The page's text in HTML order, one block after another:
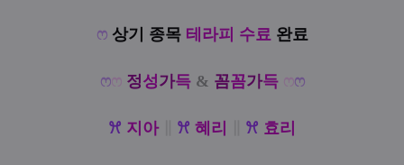
ෆ상기 종목 테라피 수료완료
ෆෆ 정성가득 & 꼼꼼가득 ෆෆ
ꕮ 지아 ꕮ 혜리 ꕮ 효리